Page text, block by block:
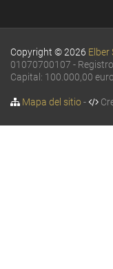
Copyright © 2026 Elber
01070700107 -
Capital: 100.000,00
Mapa del sitio-